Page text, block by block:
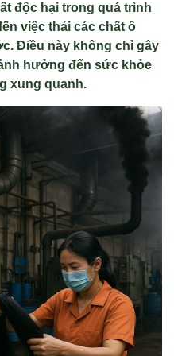
độc hại trong quá trình
việc thải các chất ô
Điều này không chỉ gây
hưởng đến sức khỏe
xung quanh.